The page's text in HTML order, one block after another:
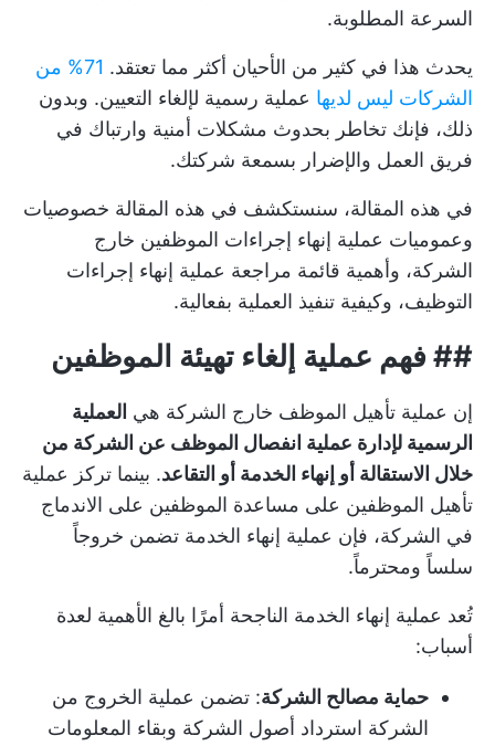
السرعة المطلوبة.
يحدث هذا في كثير من الأحيان أكثر مما تعتقد.
71% من
الشركات ليس لديها عملية رسمية لإلغاء التعيين. وبدون
ذلك، فإنك تخاطر بحدوث مشكلات أمنية وارتباك في
فريق العمل والإضرار بسمعة شركتك.
في هذه المقالة، سنستكشف في هذه المقالة خصوصيات
وعموميات عملية إنهاء إجراءات الموظفين خارج
الشركة، وأهمية قائمة مراجعة عملية إنهاء إجراءات
التوظيف، وكيفية تنفيذ العملية بفعالية.
## فهم عملية إلغاء تهيئة الموظفين
إن عملية تأهيل الموظف خارج الشركة هي العملية
الرسمية لإدارة عملية انفصال الموظف عن الشركة من
خلال الاستقالة أو إنهاء الخدمة أو التقاعد. بينما تركز عملية
تأهيل الموظفين على مساعدة الموظفين على الاندماج
في الشركة، فإن عملية إنهاء الخدمة تضمن خروجاً
سلساً ومحترماً.
تُعد عملية إنهاء الخدمة الناجحة أمرًا بالغ الأهمية لعدة
أسباب:
حماية مصالح الشركة: تضمن عملية الخروج من
الشركة استرداد أصول الشركة وبقاء المعلومات